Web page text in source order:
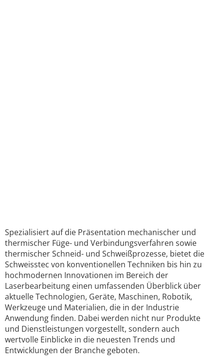
Spezialisiert auf die Präsentation mechanischer und
thermischer Füge- und Verbindungsverfahren sowie
thermischer Schneid- und Schweißprozesse, bietet die
Schweisstec von konventionellen Techniken bis hin zu
hochmodernen Innovationen im Bereich der
Laserbearbeitung einen umfassenden Überblick über
aktuelle Technologien, Geräte, Maschinen, Robotik,
Werkzeuge und Materialien, die in der Industrie
Anwendung finden. Dabei werden nicht nur Produkte
und Dienstleistungen vorgestellt, sondern auch
wertvolle Einblicke in die neuesten Trends und
Entwicklungen der Branche geboten.